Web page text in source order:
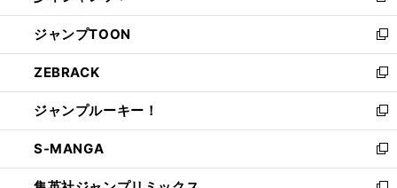
開
く
ウ
で
開
く
ン
ド
ウ
で
開
く
ウ
ィ
ン
ド
ウ
で
開
く
し
い
ウ
ィ
ン
ド
ウ
で
開
ジャンプTOON
新
し
い
ウ
ィ
ン
ド
ウ
ZEBRACK
新
し
い
ウ
ィ
ン
ジャンプルーキー！
新
し
い
ウ
S-MANGA
新
し